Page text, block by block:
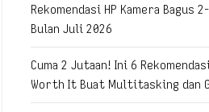
Rekomendasi HP Kamera Bagus
Bulan Juli 2026
Cuma 2 Jutaan! Ini 6
Worth It Buat Multitasking dan